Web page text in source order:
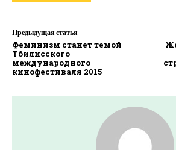
Предыдущая статья
Феминизм станет темой
Тбилисского
международного
кинофестиваля 2015